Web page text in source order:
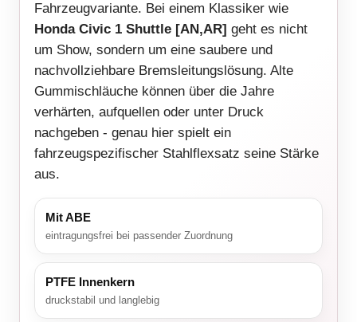
Fahrzeugvariante. Bei einem Klassiker wie
Honda Civic 1 Shuttle [AN,AR] geht es nicht
um Show, sondern um eine saubere und
nachvollziehbare Bremsleitungslösung. Alte
Gummischläuche können über die Jahre
verhärten, aufquellen oder unter Druck
nachgeben - genau hier spielt ein
fahrzeugspezifischer Stahlflexsatz seine Stärke
aus.
Mit ABE
eintragungsfrei bei passender Zuordnung
PTFE Innenkern
druckstabil und langlebig